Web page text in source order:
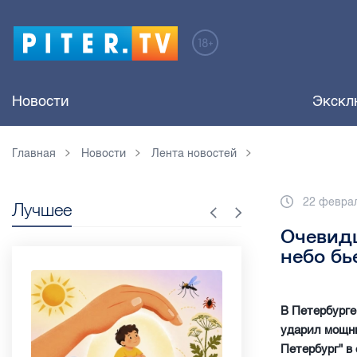
Новости
Главная Новости Лента новостей
22
небо
В
ударил
Петербург"
Лучшее